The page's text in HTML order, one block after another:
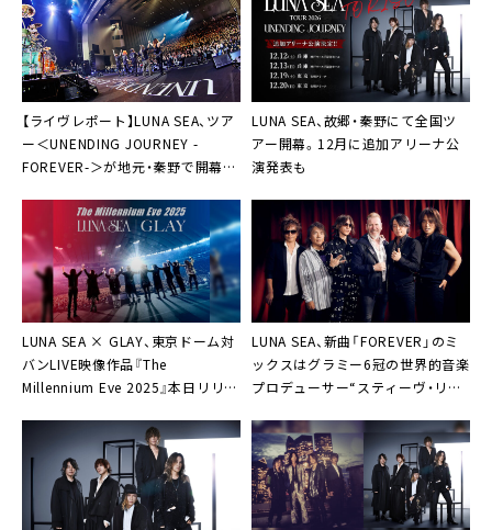
【ライヴレポート】LUNA SEA、ツア
ー＜UNENDING JOURNEY -
FOREVER-＞が地元・秦野で開幕
LUNA SEA、故郷・秦野にて全国ツ
アー開幕。12月に追加アリーナ公
演発表も
LUNA SEA × GLAY、東京ドーム対
バンLIVE映像作品『The
Millennium Eve 2025』本日リリー
LUNA SEA、新曲「FOREVER」のミ
ックスはグラミー6冠の世界的音楽
プロデューサー“スティーヴ・リリ